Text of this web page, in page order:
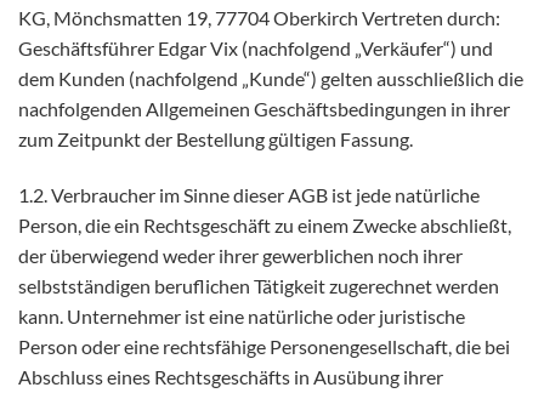
KG, Mönchsmatten 19, 77704 Oberkirch Vertreten durch:
Geschäftsführer Edgar Vix (nachfolgend „Verkäufer“) und
dem Kunden (nachfolgend „Kunde“) gelten ausschließlich die
nachfolgenden Allgemeinen Geschäftsbedingungen in ihrer
zum Zeitpunkt der Bestellung gültigen Fassung.
1.2. Verbraucher im Sinne dieser AGB ist jede natürliche
Person, die ein Rechtsgeschäft zu einem Zwecke abschließt,
der überwiegend weder ihrer gewerblichen noch ihrer
selbstständigen beruflichen Tätigkeit zugerechnet werden
kann. Unternehmer ist eine natürliche oder juristische
Person oder eine rechtsfähige Personengesellschaft, die bei
Abschluss eines Rechtsgeschäfts in Ausübung ihrer